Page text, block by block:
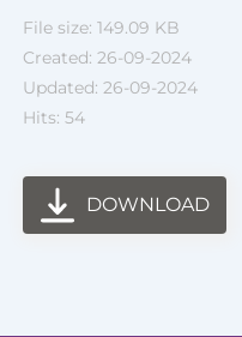
File size: 149.09 KB
Created: 26-09-2024
Updated: 26-09-2024
Hits: 54
DOWNLOAD